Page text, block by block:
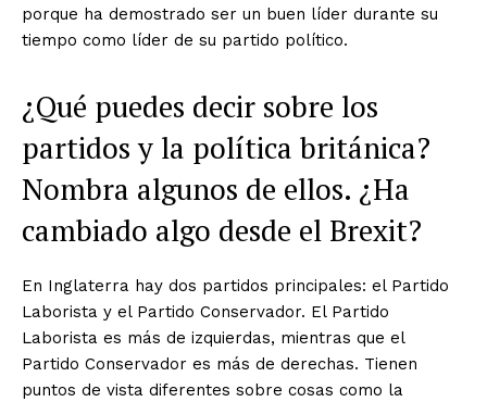
porque ha demostrado ser un buen líder durante su
tiempo como líder de su partido político.
¿Qué puedes decir sobre los
partidos y la política británica?
Nombra algunos de ellos. ¿Ha
cambiado algo desde el Brexit?
En Inglaterra hay dos partidos principales: el Partido
Laborista y el Partido Conservador. El Partido
Laborista es más de izquierdas, mientras que el
Partido Conservador es más de derechas. Tienen
puntos de vista diferentes sobre cosas como la